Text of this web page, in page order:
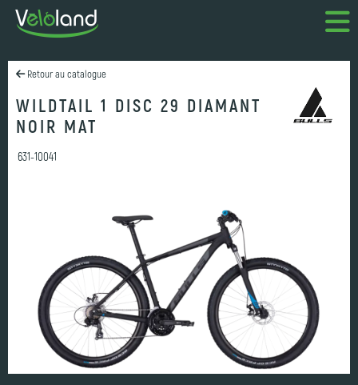
Retour au catalogue
WILDTAIL 1 DISC 29 DIAMANT
NOIR MAT
631-10041